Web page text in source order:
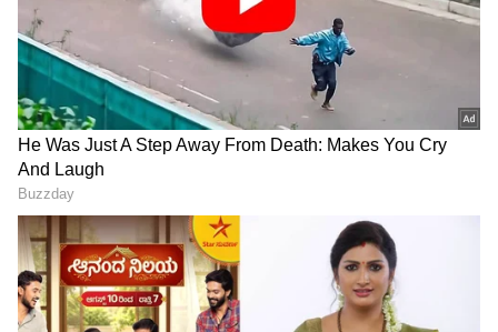
8 ಕಾಲು, 3 ಕಿವಿಗಳಿರೋ ವಿಚಿತ್ರ
ಆಡಿನ ಮರಿ ಜನನ; ಸೊರಬ
ತಾಲೂಕಿನಲ್ಲಿ ಅಪರೂಪದ ಘಟನೆ
'ರೇಣುಕಾಸ್ವಾಮಿ ಕೇಸ್‌ ಬಗ್ಗೆ ಎಲ್ಲಾ
LATEST VIDEOS
"ರಾಜಕೀಯ ಬೇಡ, ಸಿನಿಮಾನೇ ಪ್ರಾಣ":
ಕನಕೋತ್ಸವದಲ್ಲಿ ರಿಷಬ್ ಶೆಟ್ಟಿ | Rishab